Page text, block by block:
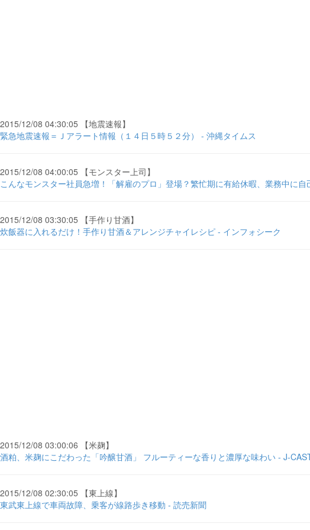
2015/12/08 04:30:05 【地震速報】
緊急地震速報＝Ｊアラート情報（１４日５時５２分） - 沖縄タイムス
2015/12/08 04:00:05 【モンスター上司】
こんなモンスター社員急増！「解雇のプロ」登場？繁忙期に有給休暇、業務中に
2015/12/08 03:30:05 【手作り甘酒】
炊飯器に入れるだけ！手作り甘酒＆アレンジチャイレシピ - インフォシーク
2015/12/08 03:00:06 【米麹】
酒粕、米麹にこだわった「吟醸甘酒」 フルーティーな香りと濃厚な味わい - J-
2015/12/08 02:30:05 【東上線】
東武東上線で車両故障、乗客が線路歩き移動 - 読売新聞